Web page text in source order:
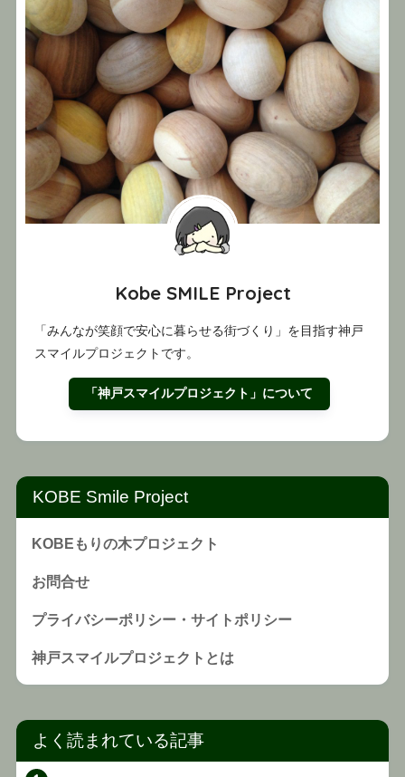
Kobe SMILE Project
「みんなが笑顔で安心に暮らせる街づくり」を目指す神戸
スマイルプロジェクトです。
「神戸スマイルプロジェクト」について
KOBE Smile Project
KOBEもりの木プロジェクト
お問合せ
プライバシーポリシー・サイトポリシー
神戸スマイルプロジェクトとは
よく読まれている記事